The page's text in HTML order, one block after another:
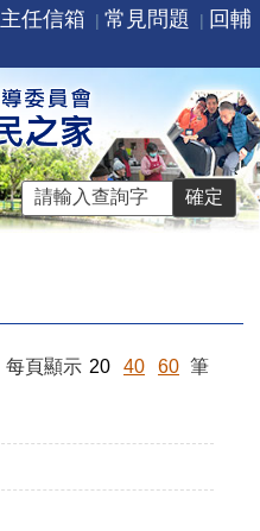
主任信箱 常見問題
回輔
每頁顯示 20 40 60 筆